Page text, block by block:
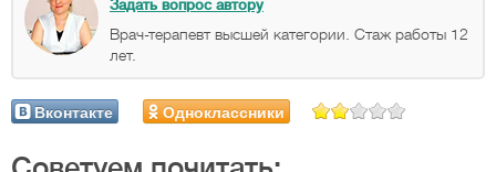
Задать вопрос автору
Врач-терапевт высшей категории. Стаж работы 12
лет.
Вконтакте Одноклассники